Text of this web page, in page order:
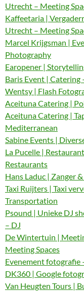
Utrecht – Meeting
Kaffeetaria |
Utrecht – Meeting
Marcel Krijgsman |
Photography
Earopener |
Baris Event |
Wentsy | Flash
Aceituna Catering |
Aceituna Catering |
Mediterranean
Sabine Events |
La Pucelle |
Restaurants
Hans Laduc | Zanger
Taxi Ruijters | Taxi
Transportation
Psound | Unieke DJ
– DJ
De Wintertuin |
Meeting Spaces
Evenement fotografie
DK360 | Google
Van Heugten Tours |